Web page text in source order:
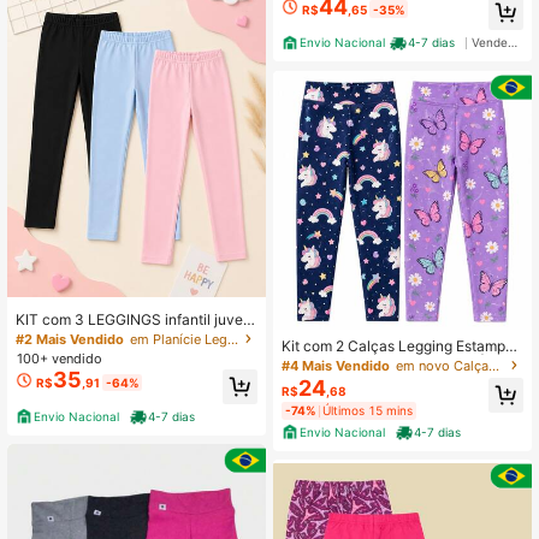
KIT com 3 LEGGINGS infantil juveni
l menina LISAS uniforme dia a dia
#2 Mais Vendido
em Planície Leggings para meninas adolescentes
100+ vendido
R$35 ,91 -64%
Envio Nacional 4-7 dias
R$44,65 -35%
Envio Nacional 4-7 dias Vendedor Indicado
Kit com 2 Calças Legging Estampad
as Infantis - Tamanhos 1 a 16 | esta
mpas e cores sortidas
#4 Mais Vendido em novo Calças para meninas adolescentes
R$24 ,68
-74% Últimos 15 mins
Envio Nacional
4-7 dias